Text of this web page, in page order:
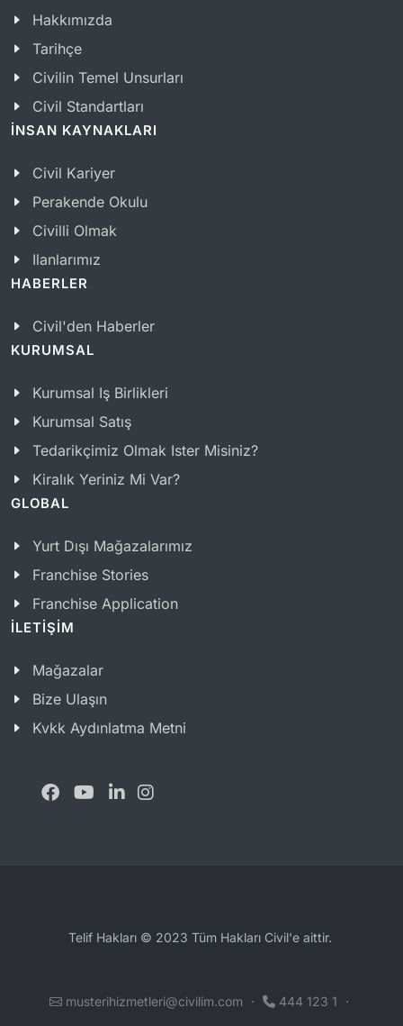
Hakkımızda
Tarihçe
Civilin Temel Unsurları
Civil Standartları
İNSAN KAYNAKLARI
Civil Kariyer
Perakende Okulu
Civilli Olmak
Ilanlarımız
HABERLER
Civil'den Haberler
KURUMSAL
Kurumsal Iş Birlikleri
Kurumsal Satış
Tedarikçimiz Olmak Ister Misiniz?
Kiralık Yeriniz Mi Var?
GLOBAL
Yurt Dışı Mağazalarımız
Franchise Stories
Franchise Application
İLETİŞİM
Mağazalar
Bize Ulaşın
Kvkk Aydınlatma Metni
Telif Hakları © 2023 Tüm Hakları Civil'e aittir.
musterihizmetleri@civilim.com · 444 123 1 ·